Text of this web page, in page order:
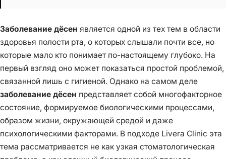
Заболевание дёсен является одной из тех тем в области
здоровья полости рта, о которых слышали почти все, но
которые мало кто понимает по-настоящему глубоко. На
первый взгляд оно может показаться простой проблемой,
связанной лишь с гигиеной. Однако на самом деле
заболевание дёсен представляет собой многофакторное
состояние, формируемое биологическими процессами,
образом жизни, окружающей средой и даже
психологическими факторами. В подходе Livera Clinic эта
тема рассматривается не как узкая стоматологическая